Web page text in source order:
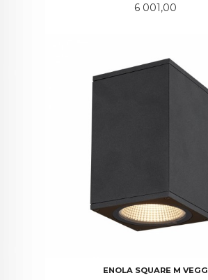
Pris
6 001,00
ENOLA SQUARE M VEGG